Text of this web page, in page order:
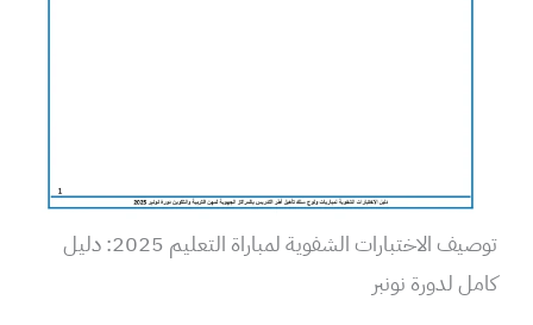
توصيف الاختبارات الشفوية لمباراة التعليم 2025: دليل
كامل لدورة نونبر